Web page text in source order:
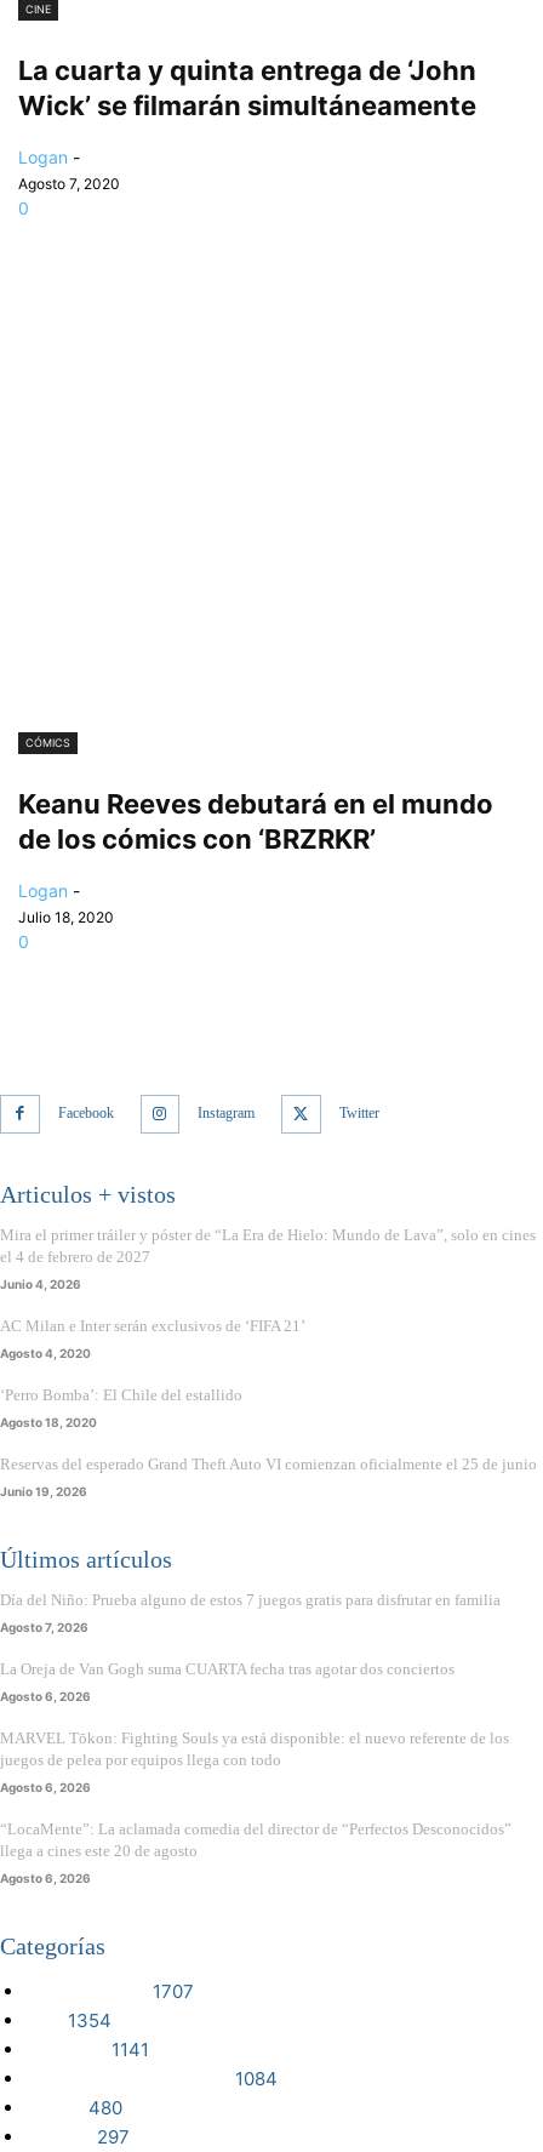
CINE
La cuarta y quinta entrega de ‘John
Wick’ se filmarán simultáneamente
Logan -
Agosto 7, 2020
0
CÓMICS
Keanu Reeves debutará en el mundo
de los cómics con ‘BRZRKR’
Logan -
Julio 18, 2020
0
Facebook Instagram Twitter
Articulos + vistos
Mira el primer tráiler y póster de “La Era de Hielo: Mundo de Lava”, solo en cines
el 4 de febrero de 2027
Junio 4, 2026
AC Milan e Inter serán exclusivos de ‘FIFA 21’
Agosto 4, 2020
‘Perro Bomba’: El Chile del estallido
Agosto 18, 2020
Reservas del esperado Grand Theft Auto VI comienzan oficialmente el 25 de junio
Junio 19, 2026
Últimos artículos
Día del Niño: Prueba alguno de estos 7 juegos gratis para disfrutar en familia
Agosto 7, 2026
La Oreja de Van Gogh suma CUARTA fecha tras agotar dos conciertos
Agosto 6, 2026
MARVEL Tōkon: Fighting Souls ya está disponible: el nuevo referente de los
juegos de pelea por equipos llega con todo
Agosto 6, 2026
“LocaMente”: La aclamada comedia del director de “Perfectos Desconocidos”
llega a cines este 20 de agosto
Agosto 6, 2026
Categorías
1707
1354
1141
1084
480
297